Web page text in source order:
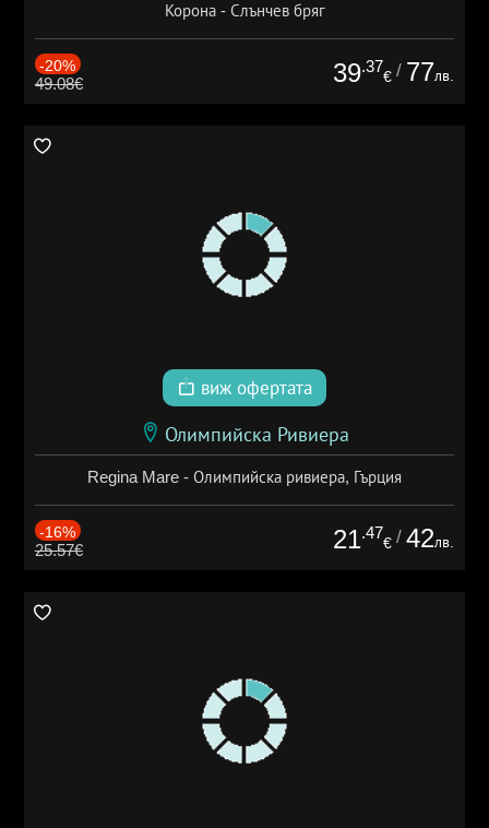
Корона - Слънчев бряг
-20%
49.08€ 39.37
€ / 77лв.
виж офертата
Олимпийска Ривиера
Regina Mare - Олимпийска ривиера, Гърция
-16%
25.57€ 21.47
€ / 42лв.